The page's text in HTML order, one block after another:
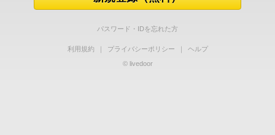
パスワード・IDを忘れた方
利用規約 ｜ プライバシーポリシー ｜
ヘルプ
© livedoor